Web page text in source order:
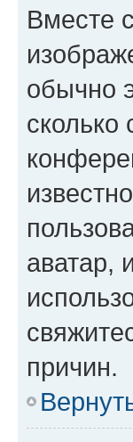
Вместе
обычно
аватар,
причин.